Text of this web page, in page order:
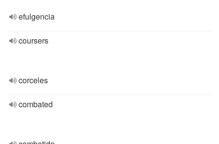
efulgencia
coursers
corceles
combated